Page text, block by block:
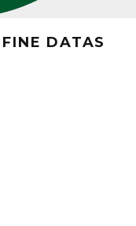
DATAS